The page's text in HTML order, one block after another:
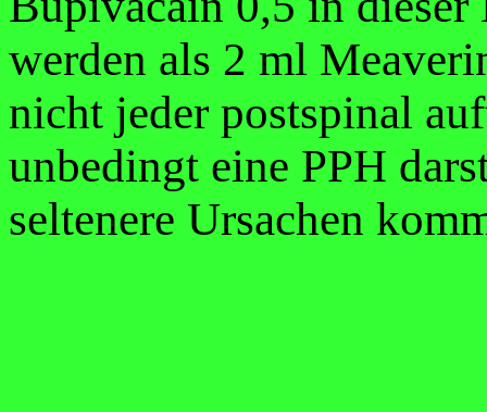
werden als 2 ml
nicht jeder postspinal
unbedingt eine PPH
seltenere Ursachen